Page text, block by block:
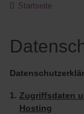
Startseite
1. Zugriffsdaten
Hosting